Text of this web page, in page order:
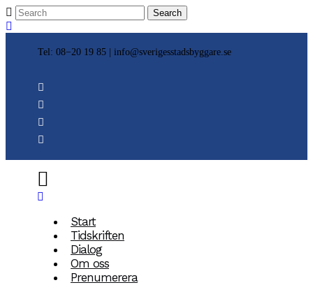
Tel: 08−20 19 85 | info@sverigesstadsbyggare.se
Start
Tidskriften
Dialog
Om oss
Prenumerera